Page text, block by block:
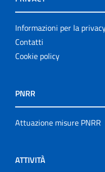
Informazioni per la
Contatti
Cookie policy
PNRR
Attuazione misure PNRR
ATTIVITÀ